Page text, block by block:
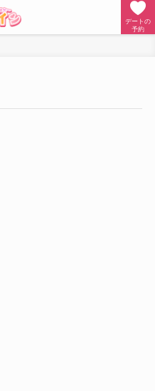
デートの
予約